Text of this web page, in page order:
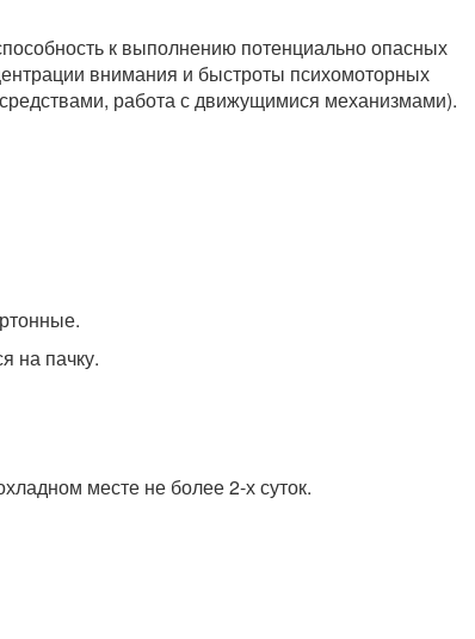
к выполнению потенциально опасных
внимания и быстроты психомоторных
работа с движущимися механизмами).
на пачку.
месте не более 2-х суток.